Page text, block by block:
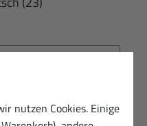
nutzen Cookies. Einige
16.10.2025
Kunde
★